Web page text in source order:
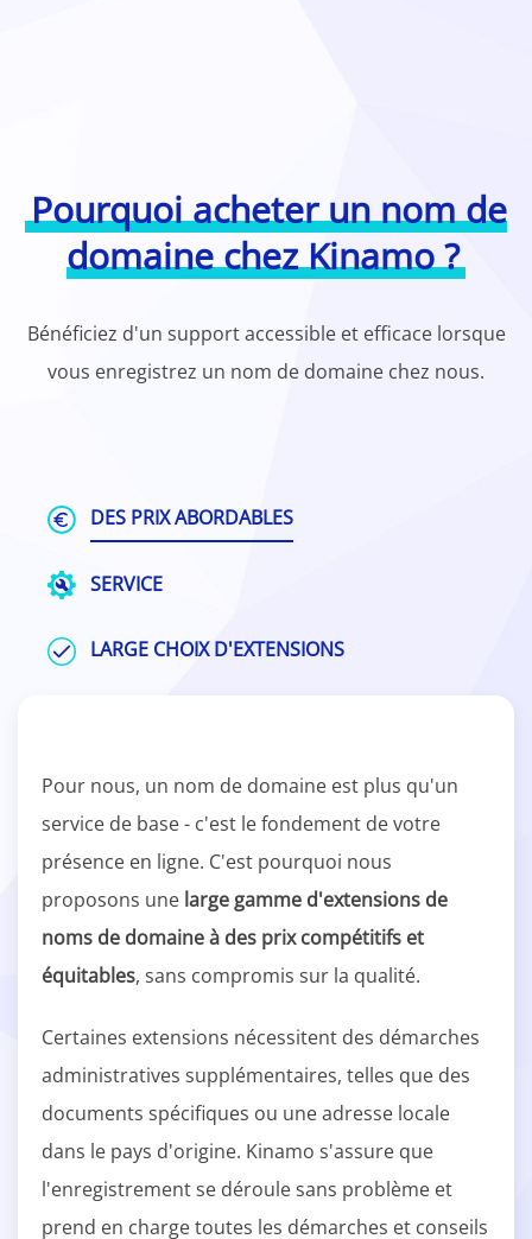
Pourquoi acheter un nom de
domaine chez Kinamo ?
Bénéficiez d'un support accessible et efficace lorsque
vous enregistrez un nom de domaine chez nous.
DES PRIX ABORDABLES
SERVICE
LARGE CHOIX D'EXTENSIONS
Pour nous, un nom de domaine est plus qu'un
service de base - c'est le fondement de votre
présence en ligne. C'est pourquoi nous
proposons une large gamme d'extensions de
noms de domaine à des prix compétitifs et
équitables, sans compromis sur la qualité.
Certaines extensions nécessitent des démarches
administratives supplémentaires, telles que des
documents spécifiques ou une adresse locale
dans le pays d'origine. Kinamo s'assure que
l'enregistrement se déroule sans problème et
prend en charge toutes les démarches et conseils